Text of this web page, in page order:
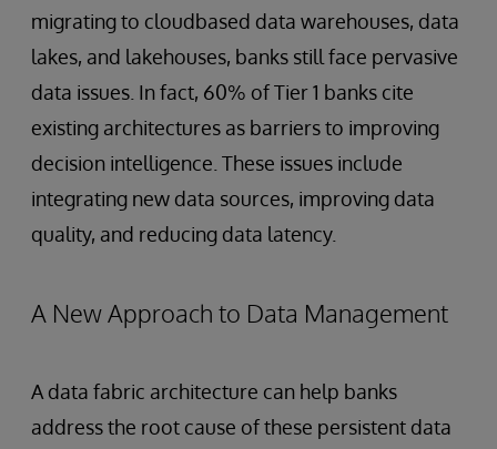
migrating to cloudbased data warehouses, data
lakes, and lakehouses, banks still face pervasive
data issues. In fact, 60% of Tier 1 banks cite
existing architectures as barriers to improving
decision intelligence. These issues include
integrating new data sources, improving data
quality, and reducing data latency.
A New Approach to Data Management
A data fabric architecture can help banks
address the root cause of these persistent data